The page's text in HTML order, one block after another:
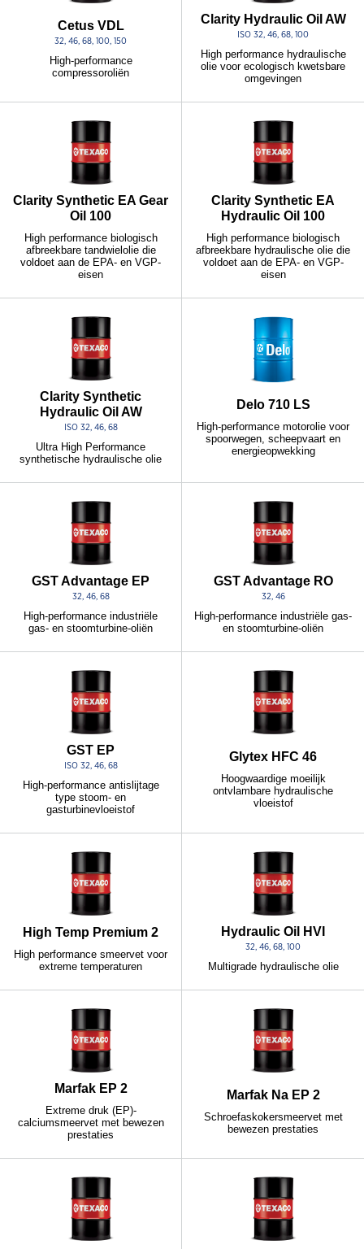
Cetus VDL
32, 46, 68, 100, 150
High-performance
compressoroliën
Clarity Hydraulic Oil AW
ISO 32, 46, 68, 100
High performance hydraulische
olie voor ecologisch kwetsbare
omgevingen
Clarity Synthetic EA Gear
Oil 100
High performance biologisch
afbreekbare tandwielolie die
voldoet aan de EPA- en VGP-
eisen
Clarity Synthetic EA
Hydraulic Oil 100
High performance biologisch
afbreekbare hydraulische olie die
voldoet aan de EPA- en VGP-
eisen
Clarity Synthetic
Hydraulic Oil AW
ISO 32, 46, 68
Ultra High Performance
synthetische hydraulische olie
Delo 710 LS
High-performance motorolie voor
spoorwegen, scheepvaart en
energieopwekking
GST Advantage EP
32, 46, 68
High-performance industriële
gas- en stoomturbine-oliën
GST Advantage RO
32, 46
High-performance industriële gas-
en stoomturbine-oliën
GST EP
ISO 32, 46, 68
High-performance antislijtage
type stoom- en
gasturbinevloeistof
Glytex HFC 46
Hoogwaardige moeilijk
ontvlambare hydraulische
vloeistof
High Temp Premium 2
High performance smeervet voor
extreme temperaturen
Hydraulic Oil HVI
32, 46, 68, 100
Multigrade hydraulische olie
Marfak EP 2
Extreme druk (EP)-
calciumsmeervet met bewezen
prestaties
Marfak Na EP 2
Schroefaskokersmeervet met
bewezen prestaties